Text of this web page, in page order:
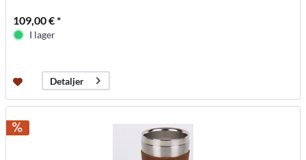
109,00 € *
I lager
Detaljer